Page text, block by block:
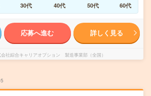
30代 40代 50代 60代
応募へ進む 詳しく見る
社綜合キャリアオプション 製造事業部（全国）